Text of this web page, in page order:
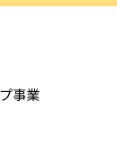
事業